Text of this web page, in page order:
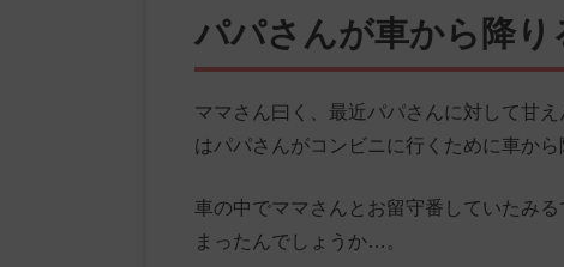
パパさんが車から降
ママさん曰く、最近パパさんに対して甘
はパパさんがコンビニに行くために車から
車の中でママさんとお留守番していたみ
まったんでしょうか…。